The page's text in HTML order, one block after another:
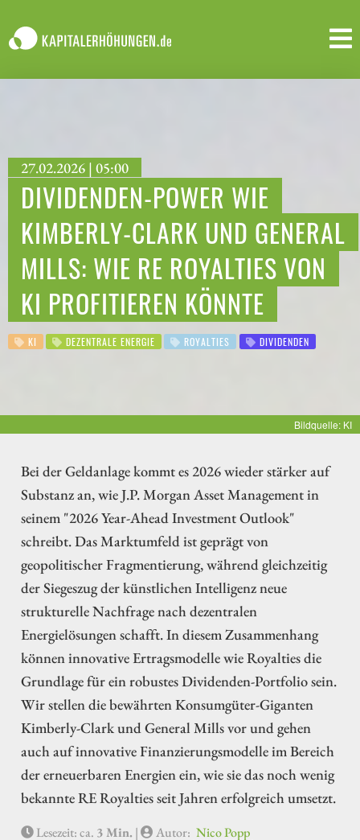
27.02.2026 | 05:00
DIVIDENDEN-POWER WIE
KIMBERLY-CLARK UND GENERAL
MILLS: WIE RE ROYALTIES VON
KI PROFITIEREN KÖNNTE
KI DEZENTRALE ENERGIE ROYALTIES DIVIDENDEN
Bildquelle: KI
Bei der Geldanlage kommt es 2026 wieder stärker auf
Substanz an, wie J.P. Morgan Asset Management in
seinem "2026 Year-Ahead Investment Outlook"
schreibt. Das Marktumfeld ist geprägt von
geopolitischer Fragmentierung, während gleichzeitig
der Siegeszug der künstlichen Intelligenz neue
strukturelle Nachfrage nach dezentralen
Energielösungen schafft. In diesem Zusammenhang
können innovative Ertragsmodelle wie Royalties die
Grundlage für ein robustes Dividenden-Portfolio sein.
Wir stellen die bewährten Konsumgüter-Giganten
Kimberly-Clark und General Mills vor und gehen
auch auf innovative Finanzierungsmodelle im Bereich
der erneuerbaren Energien ein, wie sie das noch wenig
bekannte RE Royalties seit Jahren erfolgreich umsetzt.
Lesezeit: ca. 3 Min. | Autor: Nico Popp